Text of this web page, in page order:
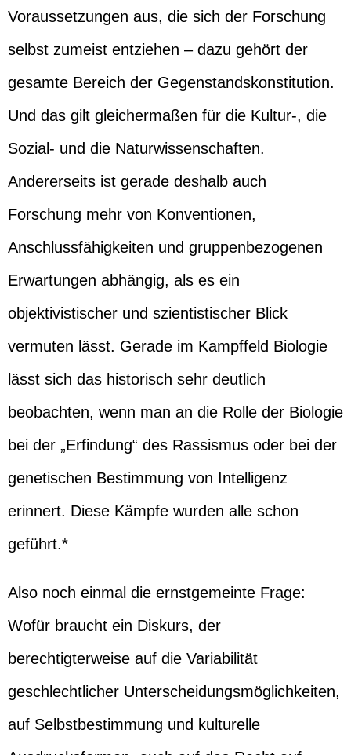
Voraussetzungen aus, die sich der Forschung
selbst zumeist entziehen – dazu gehört der
gesamte Bereich der Gegenstandskonstitution.
Und das gilt gleichermaßen für die Kultur-, die
Sozial- und die Naturwissenschaften.
Andererseits ist gerade deshalb auch
Forschung mehr von Konventionen,
Anschlussfähigkeiten und gruppenbezogenen
Erwartungen abhängig, als es ein
objektivistischer und szientistischer Blick
vermuten lässt. Gerade im Kampffeld Biologie
lässt sich das historisch sehr deutlich
beobachten, wenn man an die Rolle der Biologie
bei der „Erfindung“ des Rassismus oder bei der
genetischen Bestimmung von Intelligenz
erinnert. Diese Kämpfe wurden alle schon
geführt.*
Also noch einmal die ernstgemeinte Frage:
Wofür braucht ein Diskurs, der
berechtigterweise auf die Variabilität
geschlechtlicher Unterscheidungsmöglichkeiten,
auf Selbstbestimmung und kulturelle